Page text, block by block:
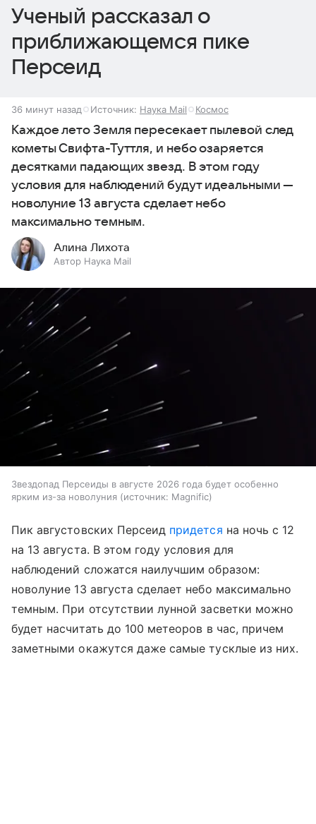
Ученый рассказал о
приближающемся пике
Персеид
36 минут назад Источник: Наука Mail Космос
Каждое лето Земля пересекает пылевой след
кометы Свифта-Туттля, и небо озаряется
десятками падающих звезд. В этом году
условия для наблюдений будут идеальными —
новолуние 13 августа сделает небо
максимально темным.
Алина Лихота
Автор Наука Mail
Звездопад Персеиды в августе 2026 года будет особенно
ярким из-за новолуния
источник: Magnific
Пик августовских Персеид придется на ночь с 12
на 13 августа. В этом году условия для
наблюдений сложатся наилучшим образом:
новолуние 13 августа сделает небо максимально
темным. При отсутствии лунной засветки можно
будет насчитать до 100 метеоров в час, причем
заметными окажутся даже самые тусклые из них.